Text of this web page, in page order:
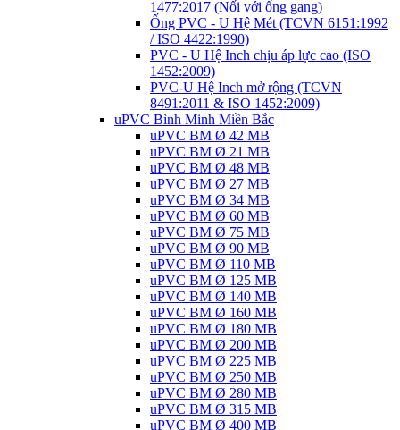
1477:2017 (Nối với ống gang)
Ống PVC - U Hệ Mét (TCVN 6151:1992
/ ISO 4422:1990)
PVC - U Hệ Inch chịu áp lực cao (ISO
1452:2009)
PVC-U Hệ Inch mở rộng (TCVN
8491:2011 & ISO 1452:2009)
uPVC Bình Minh Miền Bắc
uPVC BM Ø 42 MB
uPVC BM Ø 21 MB
uPVC BM Ø 48 MB
uPVC BM Ø 27 MB
uPVC BM Ø 34 MB
uPVC BM Ø 60 MB
uPVC BM Ø 75 MB
uPVC BM Ø 90 MB
uPVC BM Ø 110 MB
uPVC BM Ø 125 MB
uPVC BM Ø 140 MB
uPVC BM Ø 160 MB
uPVC BM Ø 180 MB
uPVC BM Ø 200 MB
uPVC BM Ø 225 MB
uPVC BM Ø 250 MB
uPVC BM Ø 280 MB
uPVC BM Ø 315 MB
uPVC BM Ø 400 MB